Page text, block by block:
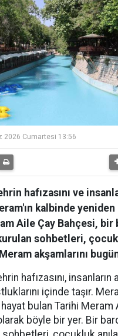
2026 Cumartesi 13:56
hafızasını ve
kalbinde
Aile Çay Bahçesi, bir
sohbetleri,
akşamlarını
hafızasını, insanların
içinde taşır.
bulan Tarihi Meram
böyle bir yer. Bir